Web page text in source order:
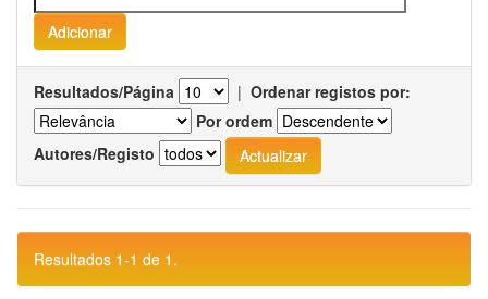
Resultados/Página | Ordenar registos por:
Por ordem
Autores/Registo
Resultados 1-1 de 1.